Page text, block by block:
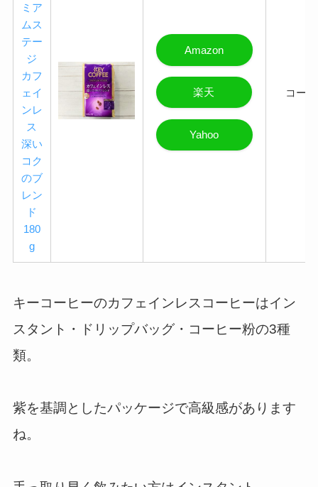
ミア
ムス
テー
ジ
カフ
ェイ
ンレ
ス
深い
コク
のブ
レン
ド
180
g
Amazon
楽天
Yahoo
コー
キーコーヒーのカフェインレスコーヒーはイン
スタント・ドリップバッグ・コーヒー粉の3種
類。
紫を基調としたパッケージで高級感があります
ね。